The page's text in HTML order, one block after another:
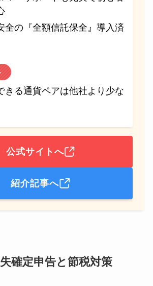
全の『全額信託保全』導入済
きる通貨ペアは他社より少な
公式サイトへ
紹介記事へ
確定申告と節税対策